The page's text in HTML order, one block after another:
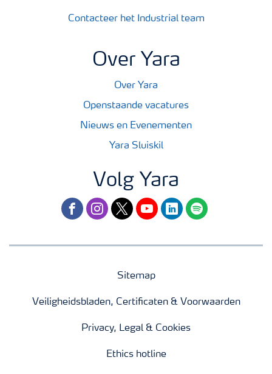
Contacteer het Industrial team
Over Yara
Over Yara
Openstaande vacatures
Nieuws en Evenementen
Yara Sluiskil
Volg Yara
facebookinstagram
twitteryoutubelinkedinspotify
Sitemap
Veiligheidsbladen, Certificaten & Voorwaarden
Privacy, Legal & Cookies
Ethics hotline